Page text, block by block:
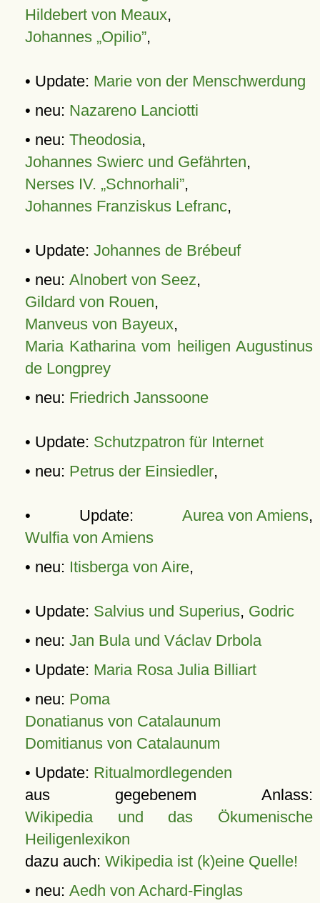
Hildebert von Meaux,
Johannes „Opilio”,
• Update: Marie von der Menschwerdung
• neu: Nazareno Lanciotti
• neu: Theodosia,
Johannes Swierc und Gefährten,
Nerses IV. „Schnorhali”,
Johannes Franziskus Lefranc,
• Update: Johannes de Brébeuf
• neu: Alnobert von Seez,
Gildard von Rouen,
Manveus von Bayeux,
Maria Katharina vom heiligen Augustinus
de Longprey
• neu: Friedrich Janssoone
• Update: Schutzpatron für Internet
• neu: Petrus der Einsiedler,
• Update: Aurea von Amiens,
Wulfia von Amiens
• neu: Itisberga von Aire,
• Update: Salvius und Superius, Godric
• neu: Jan Bula und Václav Drbola
• Update: Maria Rosa Julia Billiart
• neu: Poma
Donatianus von Catalaunum
Domitianus von Catalaunum
• Update: Ritualmordlegenden
aus gegebenem Anlass:
Wikipedia und das Ökumenische
Heiligenlexikon
dazu auch: Wikipedia ist (k)eine Quelle!
• neu: Aedh von Achard-Finglas